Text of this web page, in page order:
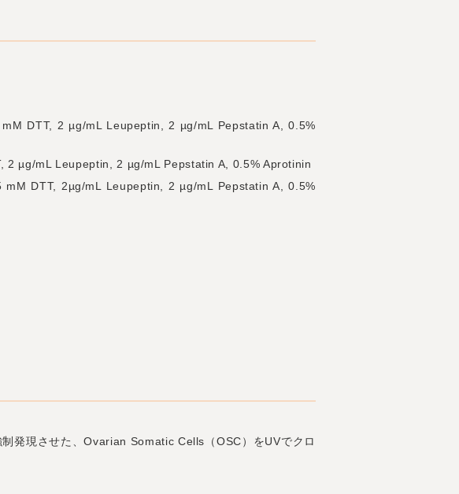
DTT, 2 µg/mL Leupeptin, 2 µg/mL Pepstatin A, 0.5%
µg/mL Leupeptin, 2 µg/mL Pepstatin A, 0.5% Aprotinin
DTT, 2µg/mL Leupeptin, 2 µg/mL Pepstatin A, 0.5%
発現させた、Ovarian Somatic Cells（OSC）をUVでクロ